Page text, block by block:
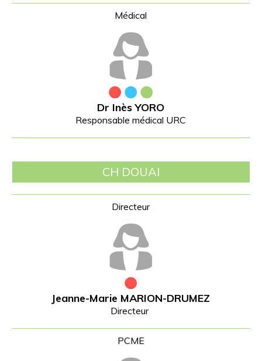
Dr Inès YORO
Responsable médical URC
CH DOUAI
Jeanne-Marie MARION-DRUMEZ
Directeur